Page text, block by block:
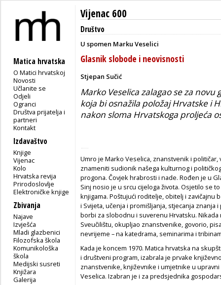
Matica hrvatska
O Matici hrvatskoj
Novosti
Učlanite se
Odjeli
Ogranci
Društva prijatelja i
partneri
Kontakt
Izdavaštvo
Knjige
Vijenac
Kolo
Hrvatska revija
Prirodoslovlje
Elektroničke knjige
Zbivanja
Najave
Izvješća
Mladi glazbenici
Filozofska škola
Komunikološka
škola
Medijski susreti
Knjižara
Galerija
Vijenac 600
Društvo
U spomen Marku Veselici
Glasnik slobode i neovisnosti
Stjepan Sučić
Marko Veselica zalagao se za
koja bi osnažila položaj Hrvatske i
nakon sloma Hrvatskoga proljeća
Umro je Marko Veselica, znanstvenik i
znameniti sudionik našega kulturnog i
progona. Čovjek hrabrosti i nade. Rođen je u
Sinj nosio je u srcu cijeloga života. Osjetilo se
knjigama. Poštujući roditelje, obitelj i zavičajnu
i Svijeta, učenja i promišljanja, stjecanja znanja
borbi za slobodnu i suverenu Hrvatsku. Nikada
Sveučilištu, okupljao znanstvenike, govorio,
nevrijeme – na katedrama, seminarima i
Kada je koncem 1970. Matica hrvatska na
i društveni program, izabrala je prvake
znanstvenike, književnike i umjetnike u
Veselica. Izabran je i za predsjednika